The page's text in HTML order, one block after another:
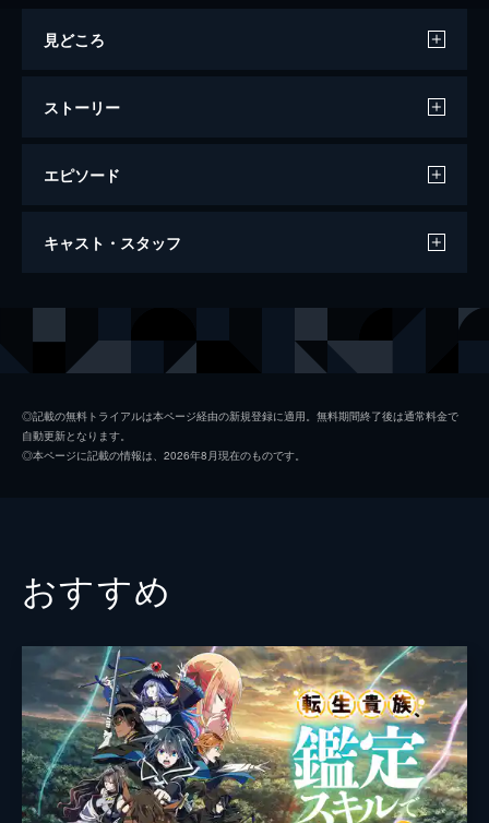
見どころ
ストーリー
エピソード
第1話 この展開は聞いてない！
い」と頼まれ、ある力を持って異世界転生す
ルティマ(愛称・ネマ)として生を受け...。
第2話 呼び出しくらいました
ネマが出向いた兄姉の授業参観に、巨大な炎
竜が召喚された。兵士や魔術師たちが敵意を
第3話 ステキな贈り物
竜騎部隊長・ダンの心配をよそに、竜舎で楽
れて、珍しい動物がたくさん暮らすという、
獣騎舎までやってくる。そこで獣騎隊の隊
長・レスティンがネマを案内してくれる
が...。
24分
第4話 勉強は嫌いです！
新しくオスフェ家の一員となったレインホー
キャスト・スタッフ
ラルフ 梅田修一朗
監督 北村淳一
キャラクターデザイン 宮崎麻美
原作 向日葵
高上優里子
キャラクター原案 雀葵蘭
◎記載の無料トライアルは本ページ経由の新規登録に適用。無料期間終了後は通常料金で
自動更新となります。
◎本ページに記載の情報は、2026年8月現在のものです。
おすすめ